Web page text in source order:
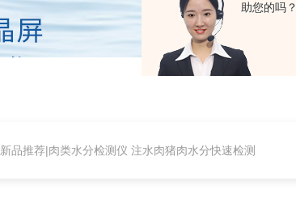
助您的吗？
新品推荐|肉类水分检测仪 注水肉猪肉水分快速检测